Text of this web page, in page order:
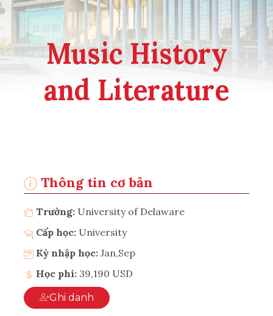
Music History
and Literature
Thông tin cơ bản
Trường: University of Delaware
Cấp học: University
Kỳ nhập học: Jan,Sep
Học phí: 39,190 USD
Ghi danh